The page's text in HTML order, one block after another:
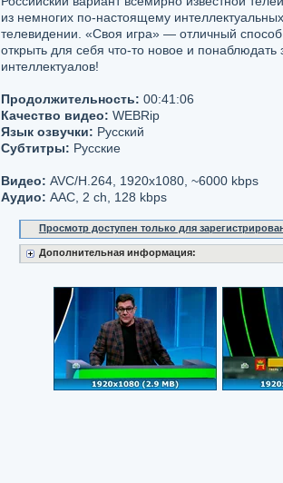
из немногих по-настоящему
телевидении. «Своя игра» — отличный
открыть для себя что-то новое и понаблюдать
интеллектуалов!
Продолжительность: 00:41:06
Качество видео: WEBRip
Язык озвучки: Русский
Субтитры: Русские
Видео: AVC/H.264, 1920x1080, ~6000 kbps
Аудио: AAC, 2 ch, 128 kbps
Просмотр доступен только для
Дополнительная информация: